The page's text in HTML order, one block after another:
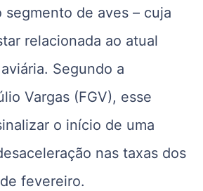
segmento de aves – cuja
relacionada ao atual
Segundo a
Vargas (FGV), esse
o início de uma
nas taxas dos
fevereiro.